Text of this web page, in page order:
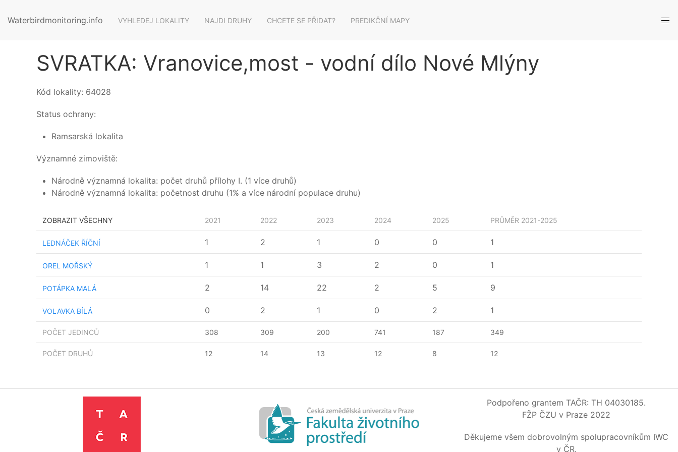
Waterbirdmonitoring.info VYHLEDEJ LOKALITY NAJDI DRUHY CHCETE SE PŘIDAT? PREDIKČNÍ MAPY
SVRATKA: Vranovice,most - vodní dílo Nové Mlýny
Kód lokality: 64028
Status ochrany:
Ramsarská lokalita
Významné zimoviště:
Národně významná lokalita: počet druhů přílohy I. (1 více druhů)
Národně významná lokalita: početnost druhu (1% a více národní populace druhu)
ZOBRAZIT VŠECHNY 2021 2022 2023 2024 2025 PRŮMĚR 2021-2025
POČET JEDINCŮ 308 309 200 741 187 349
POČET DRUHŮ 12 14 13 12 8 12
LEDNÁČEK ŘÍČNÍ 1 2 1 0 0 1
OREL MOŘSKÝ 1 1 3 2 0 1
POTÁPKA MALÁ 2 14 22 2 5 9
VOLAVKA BÍLÁ 0 2 1 0 2 1
Podpořeno grantem TAČR: TH 04030185.
FŽP ČZU v Praze 2022
Děkujeme všem dobrovolným spolupracovníkům IWC
v ČR.